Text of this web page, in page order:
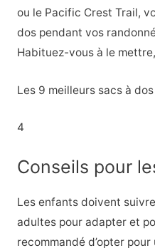
ou le Pacific Crest Trail,
dos pendant vos
Habituez-vous à le mettre,
Les 9 meilleurs sacs à
4
Conseils pour
Les enfants doivent
adultes pour adapter et
recommandé d’opter